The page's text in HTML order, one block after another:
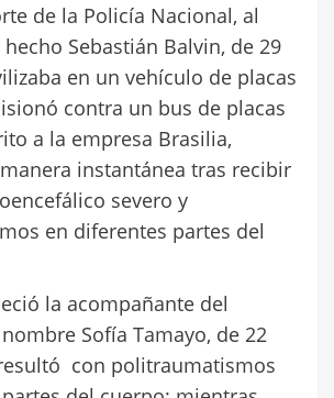
de la Policía Nacional, al
Sebastián Balvin, de 29
en un vehículo de placas
contra un bus de placas
a la empresa Brasilia,
instantánea tras recibir
severo y
en diferentes partes del
la acompañante del
Sofía Tamayo, de 22
con politraumatismos